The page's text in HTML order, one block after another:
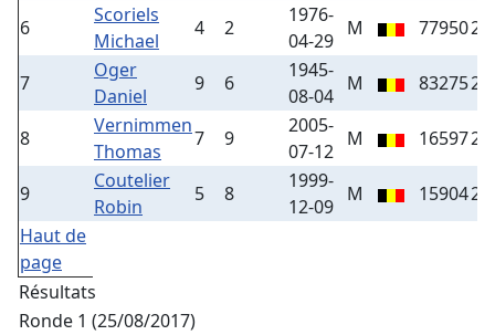
6
Scoriels
Michael
4 2
1976-
04-29
M 77950
7
Oger
Daniel
9 6
1945-
08-04
M 83275
8
Vernimmen
Thomas
7 9
2005-
07-12
M 16597
9
Coutelier
Robin
5 8
1999-
12-09
M 15904
Haut de
page
Résultats
Ronde 1 (25/08/2017)